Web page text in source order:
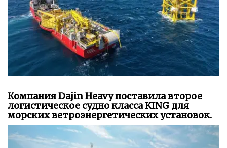
Компания Dajin Heavy поставила второе
логистическое судно класса KING для
морских ветроэнергетических установок.